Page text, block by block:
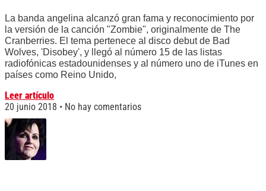
La banda angelina alcanzó gran fama y reconocimiento por
la versión de la canción "Zombie", originalmente de The
Cranberries. El tema pertenece al disco debut de Bad
Wolves, 'Disobey', y llegó al número 15 de las listas
radiofónicas estadounidenses y al número uno de iTunes en
países como Reino Unido,
Leer artículo
20 junio 2018
No hay comentarios